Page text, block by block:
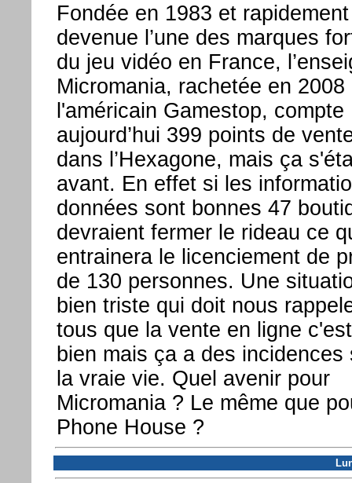
Fondée en 1983 et rapidement
devenue l’une des marques
du jeu vidéo en France,
Micromania, rachetée en 2008
l'américain Gamestop, compte
aujourd’hui 399 points de
dans l’Hexagone, mais ça
avant. En effet si les
données sont bonnes 47
devraient fermer le rideau ce
entrainera le licenciement de
de 130 personnes. Une
bien triste qui doit nous
tous que la vente en ligne c'est
bien mais ça a des incidences
la vraie vie. Quel avenir pour
Micromania ? Le même que
Phone House ?